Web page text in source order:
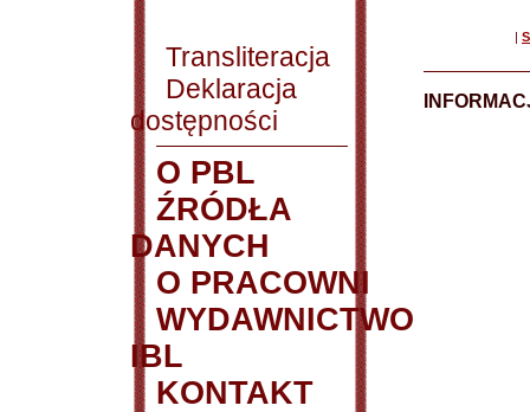
Transliteracja
Deklaracja
dostępności
O PBL
ŹRÓDŁA
DANYCH
O PRACOWNI
WYDAWNICTWO
IBL
KONTAKT
|